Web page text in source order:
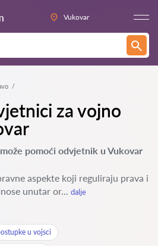
Vukovar
za vojno
pomoći odvjetnik u Vukovar
aspekte koji reguliraju prava i
unutar or... dalje
u vojsci